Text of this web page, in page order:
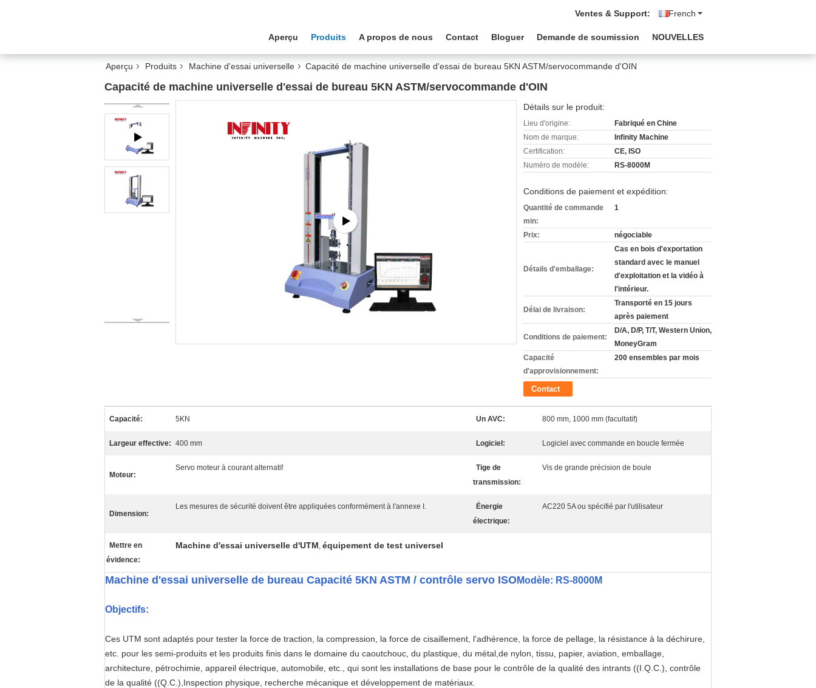
French
Ventes & Support:
Aperçu Produits A propos de nous Contact Bloguer Demande de soumission NOUVELLES
Aperçu Produits Machine d'essai universelle Capacité de machine universelle d'essai de bureau 5KN ASTM/servocommande d'OIN
Capacité de machine universelle d'essai de bureau 5KN ASTM/servocommande d'OIN
Détails sur le produit:
Lieu d'origine:
Fabriqué en Chine
Nom de marque:
Infinity Machine
Certification:
CE, ISO
Numéro de modèle:
RS-8000M
Conditions de paiement et expédition:
Quantité de commande
min:
1
Prix: négociable
Détails d'emballage:
Cas en bois d'exportation
standard avec le manuel
d'exploitation et la vidéo à
l'intérieur.
Délai de livraison:
Transporté en 15 jours
après paiement
Conditions de paiement:
D/A, D/P, T/T, Western Union,
MoneyGram
Capacité
d'approvisionnement:
200 ensembles par mois
Contact
Capacité: 5KN Un AVC: 800 mm, 1000 mm (facultatif)
Largeur effective: 400 mm Logiciel: Logiciel avec commande en boucle fermée
Moteur:
Servo moteur à courant alternatif
Tige de
transmission:
Vis de grande précision de boule
Dimension:
Les mesures de sécurité doivent être appliquées conformément à l'annexe I.
Énergie
électrique:
AC220 5A ou spécifié par l'utilisateur
Mettre en
évidence:
Machine d'essai universelle d'UTM, équipement de test universel
Machine d'essai universelle de bureau Capacité 5KN ASTM / contrôle servo ISOModèle: RS-8000M
Objectifs:
Ces UTM sont adaptés pour tester la force de traction, la compression, la force de cisaillement, l'adhérence, la force de pellage, la résistance à la déchirure,
etc. pour les semi-produits et les produits finis dans le domaine du caoutchouc, du plastique, du métal,de nylon, tissu, papier, aviation, emballage,
architecture, pétrochimie, appareil électrique, automobile, etc., qui sont les installations de base pour le contrôle de la qualité des intrants ((I.Q.C.), contrôle
de la qualité ((Q.C.),Inspection physique, recherche mécanique et développement de matériaux.